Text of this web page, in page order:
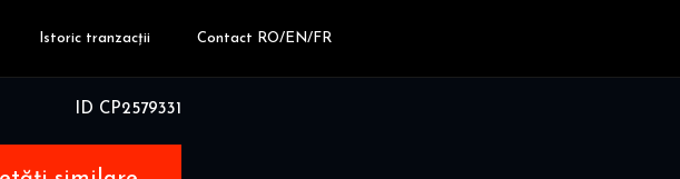
Istoric tranzacții Contact RO/EN/FR
ID CP2579331